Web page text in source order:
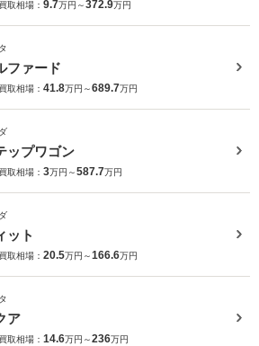
取相場： 9.7万円～372.9万円
ファード
取相場： 41.8万円～689.7万円
ップワゴン
取相場： 3万円～587.7万円
ット
取相場： 20.5万円～166.6万円
ア
取相場： 14.6万円～236万円